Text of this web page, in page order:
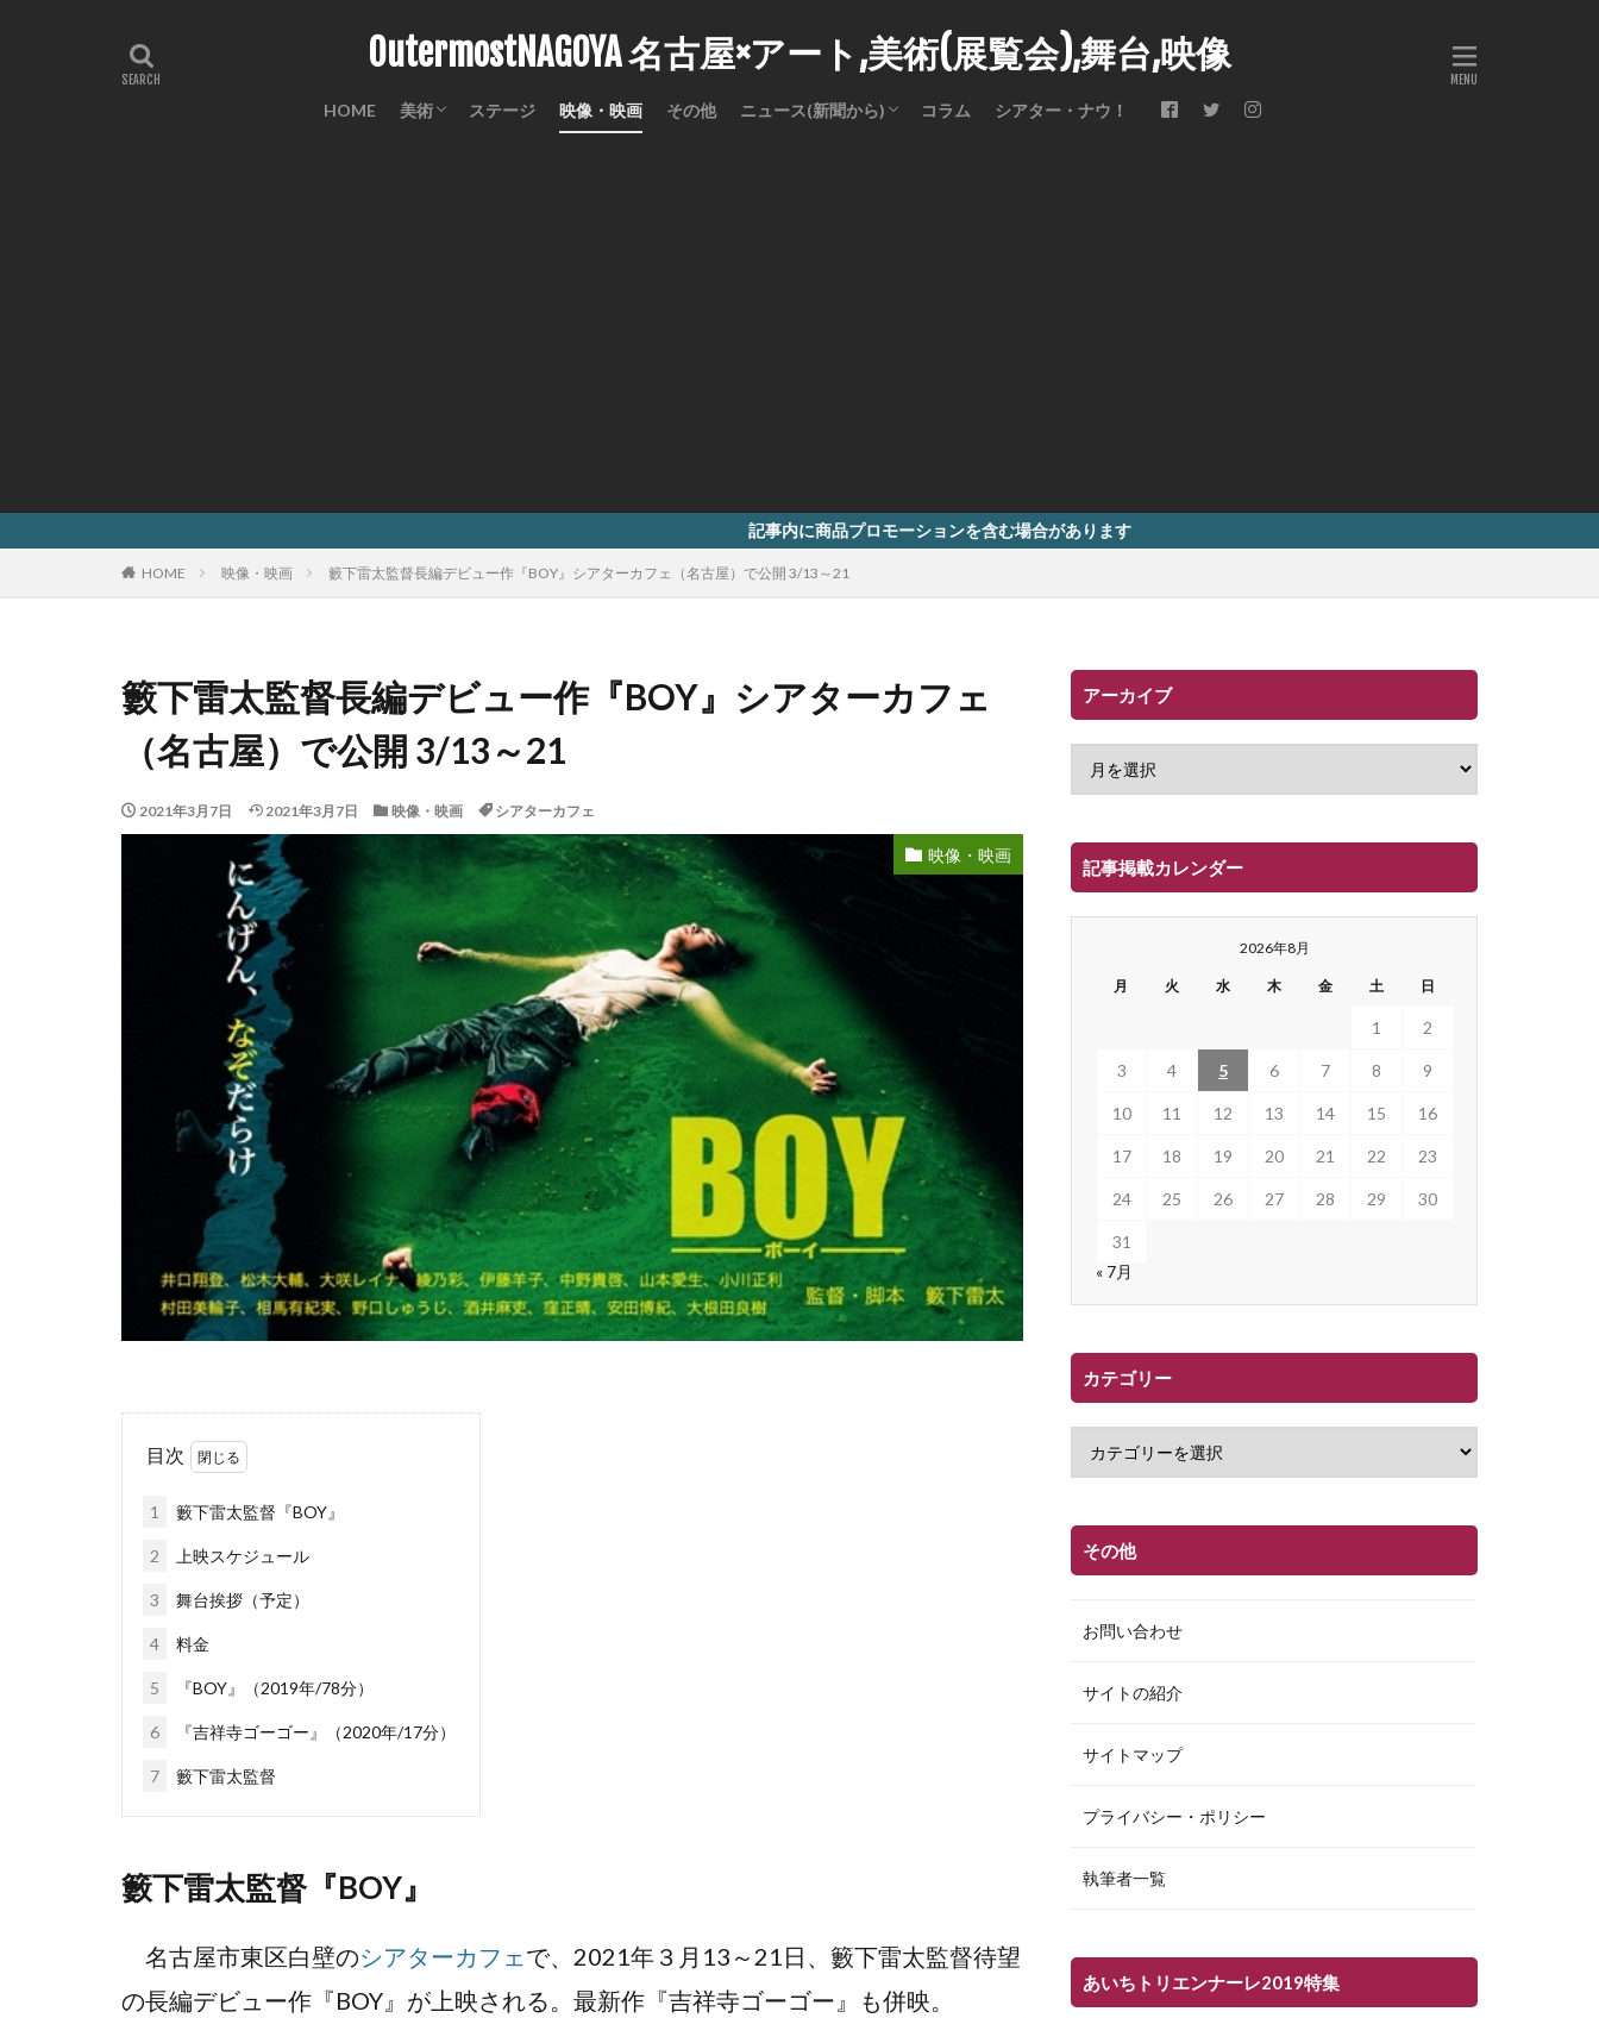
OutermostNAGOYA 名古屋×アート,美術(展覧会),舞台,映像
HOME 美術 ステージ 映像・映画 その他 ニュース(新聞から) コラム シアター・ナウ！
記事内に商品プロモーションを含む場合があります
HOME 映像・映画 籔下雷太監督長編デビュー作『BOY』シアターカフェ（名古屋）で公開 3/13～21
籔下雷太監督長編デビュー作『BOY』シアターカフェ
（名古屋）で公開 3/13～21
2021年3月7日 2021年3月7日 映像・映画 シアターカフェ
映像・映画
目次
1 籔下雷太監督『BOY』
2 上映スケジュール
3 舞台挨拶（予定）
4 料金
5 『BOY』（2019年/78分）
6 『吉祥寺ゴーゴー』（2020年/17分）
7 籔下雷太監督
籔下雷太監督『BOY』
名古屋市東区白壁のシアターカフェ で、2021年３月13～21日、籔下雷太監督待望
の長編デビュー作『BOY』が上映される。最新作『吉祥寺ゴーゴー』も併映。
アーカイブ
記事掲載カレンダー
2026年8月
月 火 水 木 金 土 日
1 2
3 4 5 6 7 8 9
10 11 12 13 14 15 16
17 18 19 20 21 22 23
24 25 26 27 28 29 30
31
« 7月
カテゴリー
その他
お問い合わせ
サイトの紹介
サイトマップ
プライバシー・ポリシー
執筆者一覧
あいちトリエンナーレ2019特集